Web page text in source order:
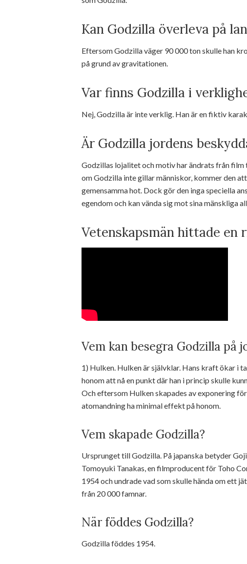
Kan Godzilla överleva på
Eftersom Godzilla väger 90 000 ton skulle han
på grund av gravitationen.
Var finns Godzilla i
Nej, Godzilla är inte verklig. Han är en fiktiv
Är Godzilla jordens
Godzillas lojalitet och motiv har ändrats från
om Godzilla inte gillar människor, kommer den
gemensamma hot. Dock gör den inga speciella
egendom och kan vända sig mot sina mänskliga
Vetenskapsmän hittade en
Vem kan besegra Godzilla på
1) Hulken. Hulken är självklar. Hans kraft ökar i
honom att nå en punkt där han i princip skulle
Och eftersom Hulken skapades av exponering
atomandning ha minimal effekt på honom.
Vem skapade Godzilla?
Ursprunget till Godzilla. På japanska betyder
Tomoyuki Tanakas, en filmproducent för Toho
1954 och undrade vad som skulle hända om ett
från 20 000 famnar.
När föddes Godzilla?
Godzilla föddes 1954.